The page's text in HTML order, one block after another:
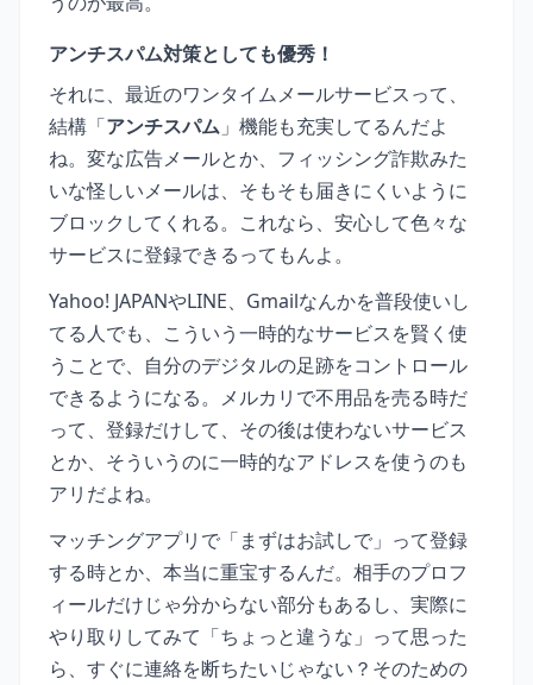
アンチスパム対策としても優秀！
それに、最近のワンタイムメールサービスって、
結構「アンチスパム 」機能も充実してるんだよ
ね。変な広告メールとか、フィッシング詐欺みた
いな怪しいメールは、そもそも届きにくいように
ブロックしてくれる。これなら、安心して色々な
サービスに登録できるってもんよ。
Yahoo! JAPANやLINE、Gmailなんかを普段使いし
てる人でも、こういう一時的なサービスを賢く使
うことで、自分のデジタルの足跡をコントロール
できるようになる。メルカリで不用品を売る時だ
って、登録だけして、その後は使わないサービス
とか、そういうのに一時的なアドレスを使うのも
アリだよね。
マッチングアプリで「まずはお試しで」って登録
する時とか、本当に重宝するんだ。相手のプロフ
ィールだけじゃ分からない部分もあるし、実際に
やり取りしてみて「ちょっと違うな」って思った
ら、すぐに連絡を断ちたいじゃない？そのための